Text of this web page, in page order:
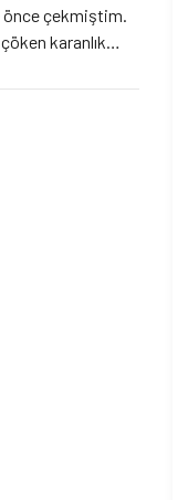
önce çekmiştim.
karanlık
Bana dua